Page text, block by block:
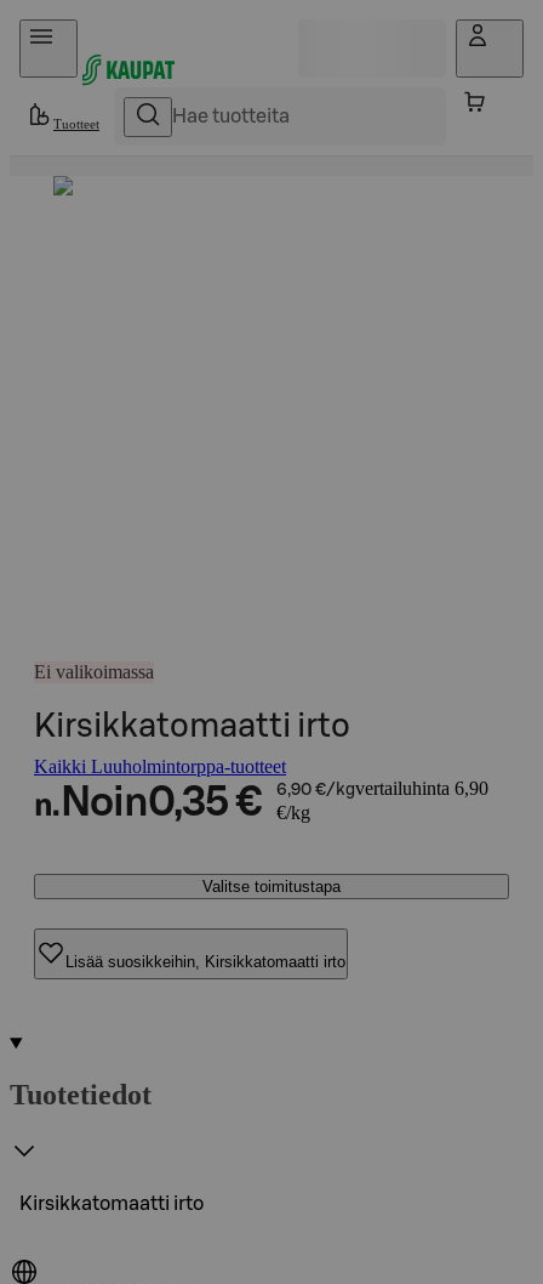
Hyppää sisältöön
Tuotteet
Ei valikoimassa
Kirsikkatomaatti irto
Kaikki Luuholmintorppa-tuotteet
n. Noin0,35 € 6,90 €/kgvertailuhinta 6,90
€/kg
Valitse toimitustapa
Lisää suosikkeihin, Kirsikkatomaatti irto
Tuotetiedot
Kirsikkatomaatti irto